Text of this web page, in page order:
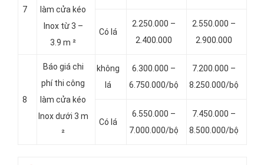
7
làm cửa kéo
Inox từ 3 –
3.9 m ²
Có lá
2.250.000 –
2.400.000
2.550.000 –
2.900.000
8
Báo giá chi
phí thi công
làm cửa kéo
Inox dưới 3 m
²
không
lá
6.300.000 –
6.750.000/bộ
7.200.000 –
8.250.000/bộ
Có lá
6.550.000 –
7.000.000/bộ
7.450.000 –
8.500.000/bộ